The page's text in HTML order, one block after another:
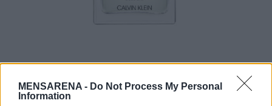
MENSARENA - Do Not Process My Personal
Information
Μια σύγχρονη και φρέσκια ερμηνεία των
: